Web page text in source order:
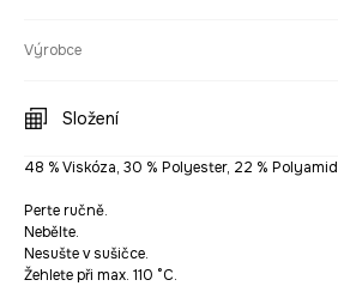
Výrobce
Složení
48 % Viskóza, 30 % Polyester, 22 % Polyamid
Perte ručně.
Nebělte.
Nesušte v sušičce.
Žehlete při max. 110 °C.